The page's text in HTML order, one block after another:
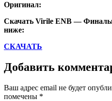
Оригинал:
Скачать Virile ENB —
ниже:
СКАЧАТЬ
Добавить
Ваш адрес email не будет
помечены *